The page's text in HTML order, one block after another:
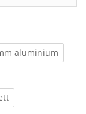
aluminium